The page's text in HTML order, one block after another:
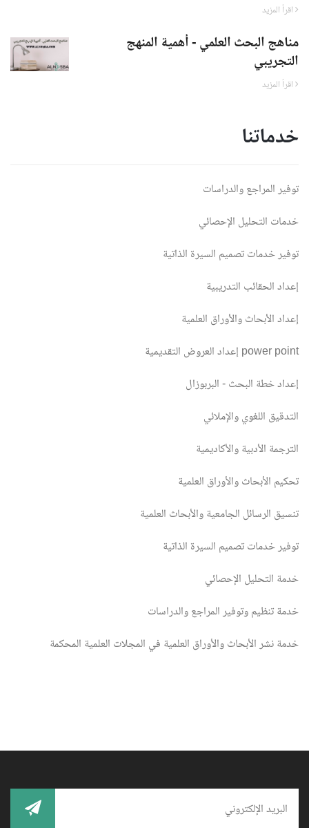
مناهج البحث العلمي - أهمية المنهج
التجريبي
خدماتنا
توفير المراجع والدراسات
خدمات التحليل الإحصائي
توفير خدمات تصميم السيرة الذاتية
إعداد الحقائب التدريبية
إعداد الأبحاث والأوراق العلمية
إعداد العروض التقديمية power point
إعداد خطة البحث - البربوزال
التدقيق اللغوي والإملائي
الترجمة الأدبية والأكاديمية
تحكيم الأبحاث والأوراق العلمية
تنسيق الرسائل الجامعية والأبحاث العلمية
توفير خدمات تصميم السيرة الذاتية
خدمة التحليل الإحصائي
خدمة تنظيم وتوفير المراجع والدراسات
خدمة نشر الأبحاث والأوراق العلمية في المجلات العلمية المحكمة